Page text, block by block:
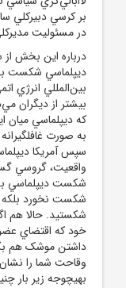
بر کرسي دبيرکلي
در مسئوليت
درباره اين بخش از
ديپلماسي شکست
بين‌المللي انرژي
بيشتر از ديگران
به صورت
سپس آمريکا
واقعيت، گروسي
شکست ديپلماسي
شکست نخورد بلکه
شکستيد. حالا هم
خود که اقتضاي
داشتن موشک هم
وقاحت شما را
بهيچوجه زير بار